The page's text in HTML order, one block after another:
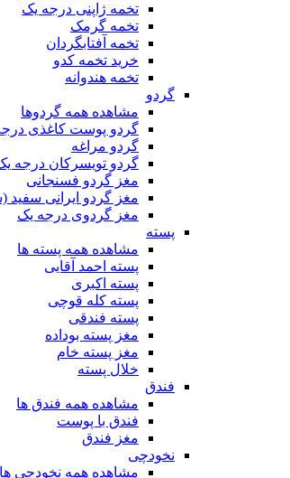
تخمه ژاپنی درجه یک
تخمه گرمک
تخمه آفتابگردان
خرید تخمه کدو
تخمه هندوانه
گردو
مشاهده همه گردوها
گردو پوست کاغذی
گردو مراغه
گردو تویسرکان درجه
مغز گردو فسنجانی
مغز گردو ایرانی سفید
مغز گردوی درجه یک
پسته
مشاهده همه پسته ها
پسته احمد آقایی
پسته اکبری
پسته کله قوچی
پسته فندقی
مغز پسته بوداده
مغز پسته خام
خلال پسته
فندق
مشاهده همه فندق ها
فندق با پوست
مغز فندق
نخودچی
مشاهده همه نخودچی ها